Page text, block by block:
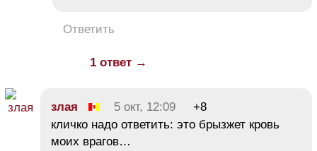
Ответить
1 ответ →
злая 5 окт, 12:09
+8
кличко надо ответить: это брызжет кровь
моих врагов…